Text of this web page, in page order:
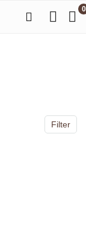
0
Filter